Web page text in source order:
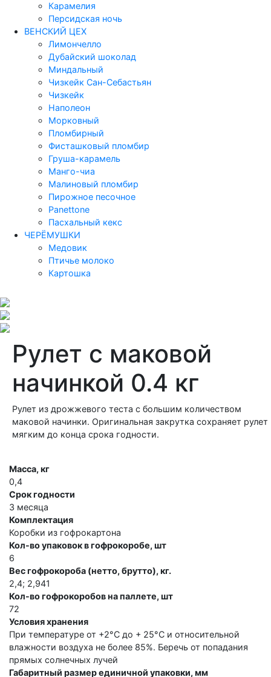
Карамелия
Персидская ночь
ВЕНСКИЙ ЦЕХ
Лимончелло
Дубайский шоколад
Миндальный
Чизкейк Сан-Себастьян
Чизкейк
Наполеон
Морковный
Пломбирный
Фисташковый пломбир
Груша-карамель
Манго-чиа
Малиновый пломбир
Пирожное песочное
Panettone
Пасхальный кекс
ЧЕРЁМУШКИ
Медовик
Птичье молоко
Картошка
Рулет с маковой
начинкой 0.4 кг
Рулет из дрожжевого теста с большим количеством
маковой начинки. Оригинальная закрутка сохраняет рулет
мягким до конца срока годности.
Масса, кг
0,4
Срок годности
3 месяца
Комплектация
Коробки из гофрокартона
Кол-во упаковок в гофрокоробе, шт
6
Вес гофрокороба (нетто, брутто), кг.
2,4; 2,941
Кол-во гофрокоробов на паллете, шт
72
Условия хранения
При температуре от +2°С до + 25°С и относительной
влажности воздуха не более 85%. Беречь от попадания
прямых солнечных лучей
Габаритный размер единичной упаковки, мм